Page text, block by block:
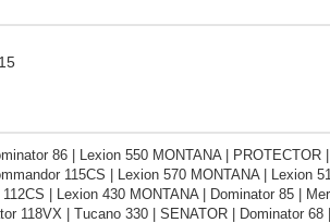
86 | Lexion 550 MONTANA |
115CS | Lexion 570 MONTANA | Lexion
| Lexion 430 MONTANA | Dominator 85 |
118VX | Tucano 330 | SENATOR | Dominator